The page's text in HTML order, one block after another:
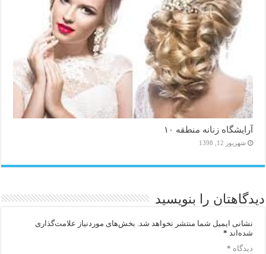
آرایشگاه زنانه منطقه ۱۰
شهریور 12, 1398
دیدگاهتان را بنویسید
نشانی ایمیل شما منتشر نخواهد شد. بخش‌های موردنیاز علامت‌گذاری
شده‌اند *
دیدگاه *